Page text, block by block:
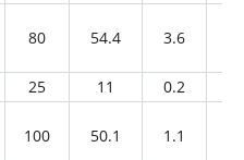
80 54.4 3.6
25 11 0.2
100 50.1 1.1